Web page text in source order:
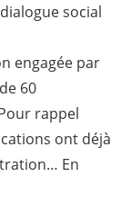
social
engagée par
60
rappel
ont déjà
En